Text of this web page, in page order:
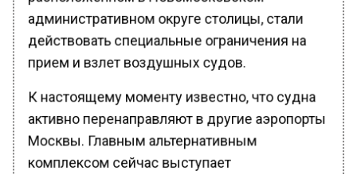
административном округе столицы, стали
действовать специальные ограничения на
прием и взлет воздушных судов.
К настоящему моменту известно, что судна
активно перенаправляют в другие аэропорты
Москвы. Главным альтернативным
комплексом сейчас выступает